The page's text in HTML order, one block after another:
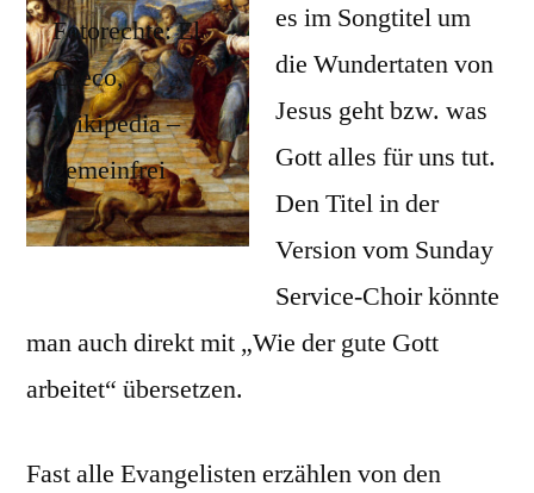
Fotorechte: El
Greco,
Wikipedia –
gemeinfrei
es im Songtitel um
die Wundertaten von
Jesus geht bzw. was
Gott alles für uns tut.
Den Titel in der
Version vom Sunday
Service-Choir könnte
man auch direkt mit „Wie der gute Gott
arbeitet“ übersetzen.
Fast alle Evangelisten erzählen von den